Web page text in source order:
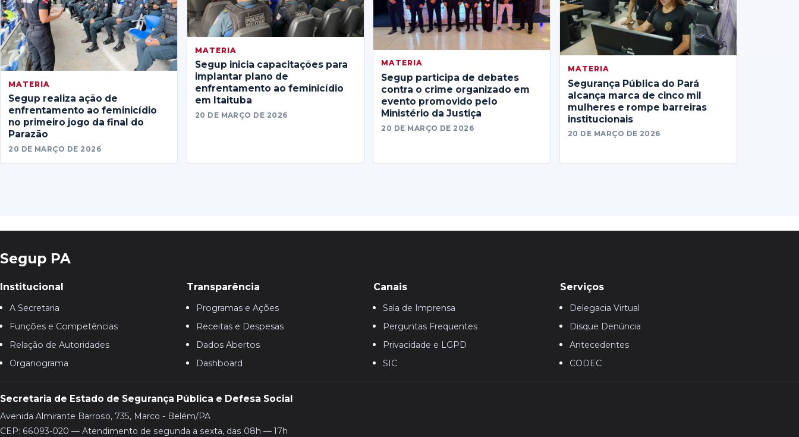
MATERIA
Segup realiza ação de
enfrentamento ao feminicídio
no primeiro jogo da final do
Parazão
20 DE MARÇO DE 2026
MATERIA
Segup inicia capacitações para
implantar plano de
enfrentamento ao feminicídio
em Itaituba
20 DE MARÇO DE 2026
MATERIA
Segup participa de debates
contra o crime organizado em
evento promovido pelo
Ministério da Justiça
20 DE MARÇO DE 2026
MATERIA
Segurança Pública do Pará
alcança marca de cinco mil
mulheres e rompe barreiras
institucionais
20 DE MARÇO DE 2026
Segup PA
Institucional
A Secretaria
Funções e Competências
Relação de Autoridades
Organograma
Transparência
Programas e Ações
Receitas e Despesas
Dados Abertos
Dashboard
Canais
Sala de Imprensa
Perguntas Frequentes
Privacidade e LGPD
SIC
Serviços
Delegacia Virtual
Disque Denúncia
Antecedentes
CODEC
Secretaria de Estado de Segurança Pública e Defesa Social
Avenida Almirante Barroso, 735, Marco - Belém/PA
CEP: 66093-020 — Atendimento de segunda a sexta, das 08h — 17h